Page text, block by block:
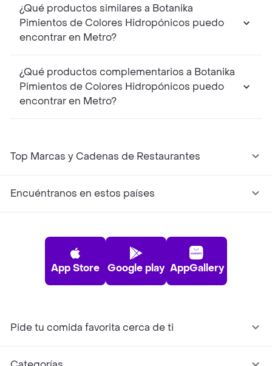
¿Qué productos similares a Botanika
Pimientos de Colores Hidropónicos puedo
encontrar en Metro?
¿Qué productos complementarios a Botanika
Pimientos de Colores Hidropónicos puedo
encontrar en Metro?
Top Marcas y Cadenas de Restaurantes
Encuéntranos en estos países
App Store Google play AppGallery
Pide tu comida favorita cerca de ti